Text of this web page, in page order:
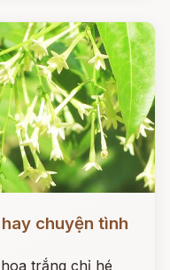
chuyện tình
trắng chỉ hé